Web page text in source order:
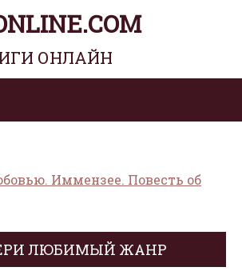
ОНЛАЙН
Иммензее. Повесть об
ЛЮБИМЫЙ ЖАНР